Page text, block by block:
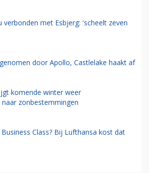
verbonden met Esbjerg: 'scheelt zeven
door Apollo, Castlelake haakt af
komende winter weer
zonbestemmingen
Class? Bij Lufthansa kost dat